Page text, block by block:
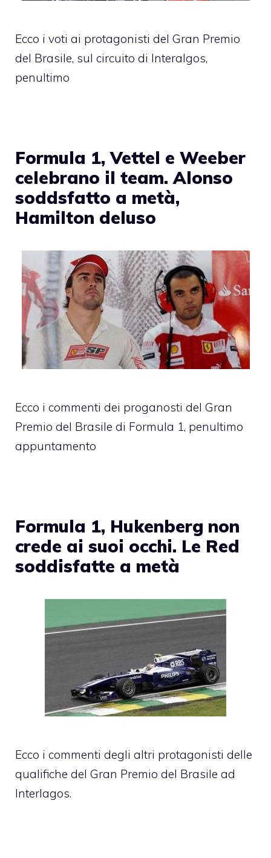
Ecco i voti ai protagonisti del Gran Premio
del Brasile, sul circuito di Interalgos,
penultimo
Formula 1, Vettel e Weeber
celebrano il team. Alonso
soddsfatto a metà,
Hamilton deluso
Ecco i commenti dei proganosti del Gran
Premio del Brasile di Formula 1, penultimo
appuntamento
Formula 1, Hukenberg non
crede ai suoi occhi. Le Red
soddisfatte a metà
Ecco i commenti degli altri protagonisti delle
qualifiche del Gran Premio del Brasile ad
Interlagos.